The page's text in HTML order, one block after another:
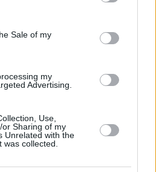
and its third-party tags to
purposes in below Google
Sale of my
my
Advertising.
Use,
Sharing of my
Unrelated with the
collected.
τη χορήγηση υπηκοότητας στα
το πετρέλαιο και τη Fed
που κατηγορείται για την
βίντεο και φωτογραφίες